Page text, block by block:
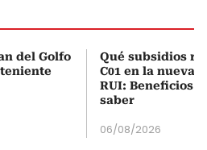
del Golfo
Qué subsidios
C01 en la nueva
RUI: Beneficios
saber
06/08/2026